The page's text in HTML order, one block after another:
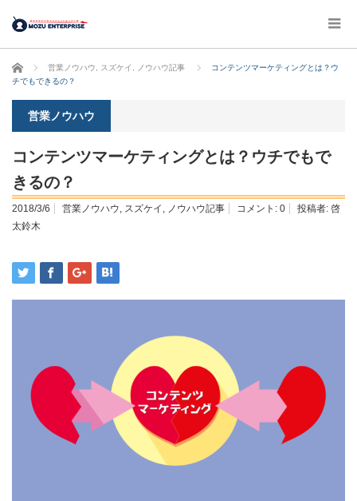
ホーム 営業ノウハウ スズケイ ノウハウ記事
コンテンツマーケティングとは？ウ
チでもできるの？
営業ノウハウ
コンテンツマーケティングとは？ウチでもで
きるの？
2018/3/6 営業ノウハウ, スズケイ , ノウハウ記事 コメント: 0 投稿者: 啓
太鈴木